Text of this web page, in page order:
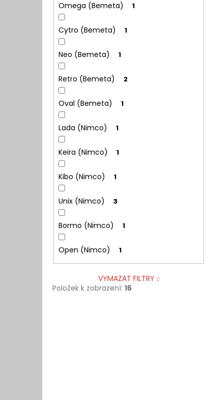
Omega (Bemeta) 1
Cytro (Bemeta) 1
Neo (Bemeta) 1
Retro (Bemeta) 2
Oval (Bemeta) 1
Lada (Nimco) 1
Keira (Nimco) 1
Kibo (Nimco) 1
Unix (Nimco) 3
Bormo (Nimco) 1
Open (Nimco) 1
VYMAZAT FILTRY
Položek k zobrazení: 16